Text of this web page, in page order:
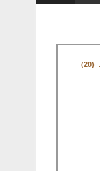
(20)